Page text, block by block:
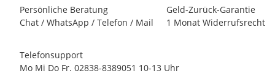
Persönliche Beratung
Chat / WhatsApp / Telefon / Mail
Geld-Zurück-Garantie
1 Monat Widerrufsrecht
Telefonsupport
Mo Mi Do Fr. 02838-8389051 10-13 Uhr